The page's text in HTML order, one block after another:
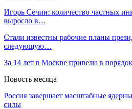
Игорь Сечин: количество частных
выросло в…
Стали известны рабочие планы
следующую…
За 14 лет в Москве привели в
Новость месяца
Россия завершает масштабные
силы